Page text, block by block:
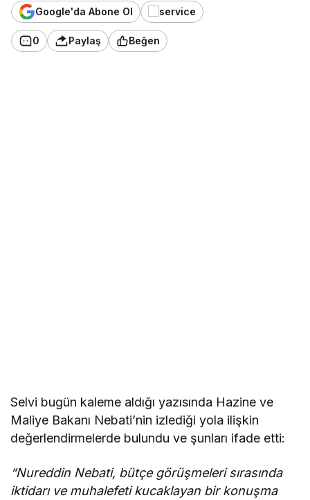
Google'da Abone Ol
0 Paylaş Beğen
Selvi bugün kaleme aldığı yazısında Hazine ve
Maliye Bakanı Nebati’nin izlediği yola ilişkin
değerlendirmelerde bulundu ve şunları ifade etti:
“Nureddin Nebati, bütçe görüşmeleri sırasında
iktidarı ve muhalefeti kucaklayan bir konuşma